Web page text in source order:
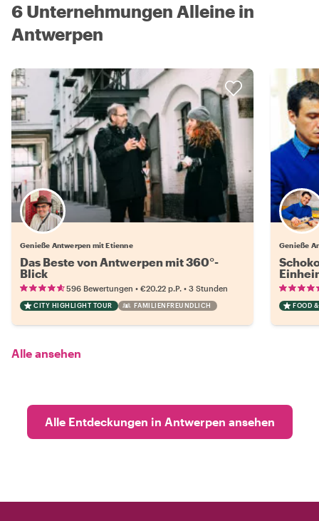
6 Unternehmungen Alleine in
Antwerpen
Genieße Antwerpen mit Etienne
Das Beste von Antwerpen mit 360°-
Blick
596 Bewertungen • €20.22 p.P. • 3 Stunden
CITY HIGHLIGHT TOUR FAMILIENFREUNDLICH
Genieße
FOOD
Alle ansehen
Alle Entdeckungen in Antwerpen ansehen